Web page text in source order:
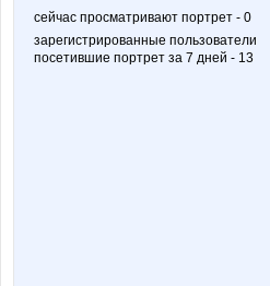
сейчас просматривают портрет - 0
зарегистрированные пользователи
посетившие портрет за 7 дней - 13